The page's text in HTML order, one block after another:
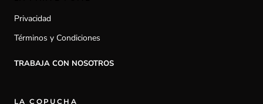
Privacidad
Términos y Condiciones
TRABAJA CON NOSOTROS
LA COPUCHA